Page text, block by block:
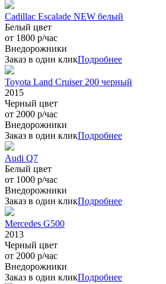
Cadillac Escalade NEW белый
Белый цвет
от 1800 р/час
Внедорожники
Заказ в один кликПодробнее
Toyota Land Cruiser 200 черный
2015
Черный цвет
от 2000 р/час
Внедорожники
Заказ в один кликПодробнее
Audi Q7
Белый цвет
от 1000 р/час
Внедорожники
Заказ в один кликПодробнее
Mercedes G500
2013
Черный цвет
от 2000 р/час
Внедорожники
Заказ в один кликПодробнее